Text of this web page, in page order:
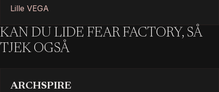
Lille VEGA
KAN DU LIDE FEAR FACTORY, SÅ
TJEK OGSÅ
ARCHSPIRE